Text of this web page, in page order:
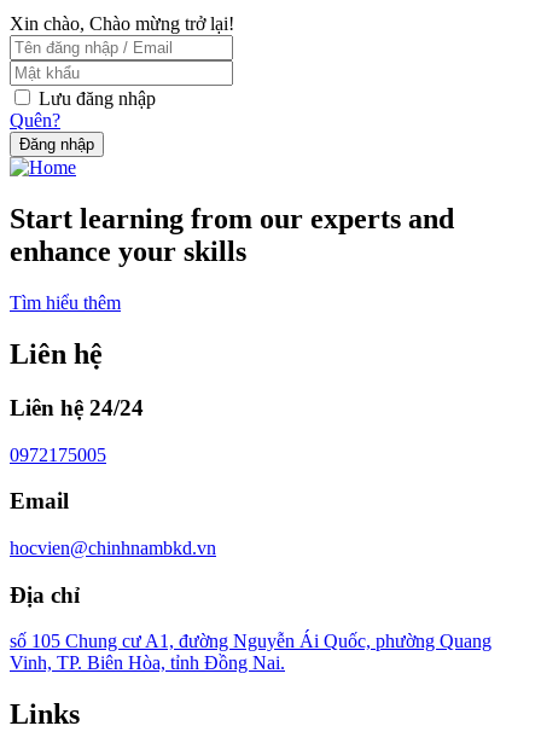
Xin chào, Chào mừng trở lại!
Lưu đăng nhập
Quên?
Đăng nhập
Start learning from our experts and
enhance your skills
Tìm hiểu thêm
Liên hệ
Liên hệ 24/24
0972175005
Email
hocvien@chinhnambkd.vn
Địa chỉ
số 105 Chung cư A1, đường Nguyễn Ái Quốc, phường Quang
Vinh, TP. Biên Hòa, tỉnh Đồng Nai.
Links